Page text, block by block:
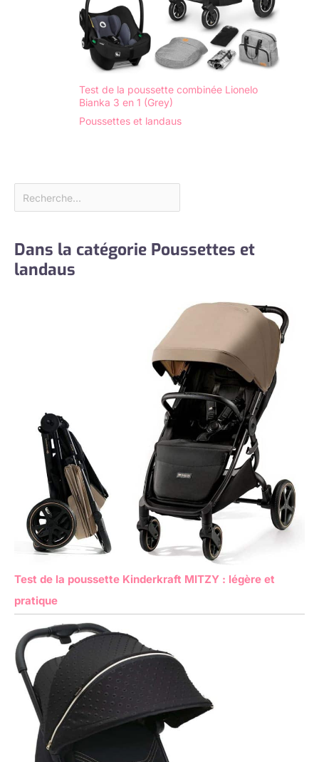
Test de la poussette combinée Lionelo
Bianka 3 en 1 (Grey)
Poussettes et landaus
Dans la catégorie Poussettes et
landaus
Test de la poussette Kinderkraft MITZY : légère et
pratique